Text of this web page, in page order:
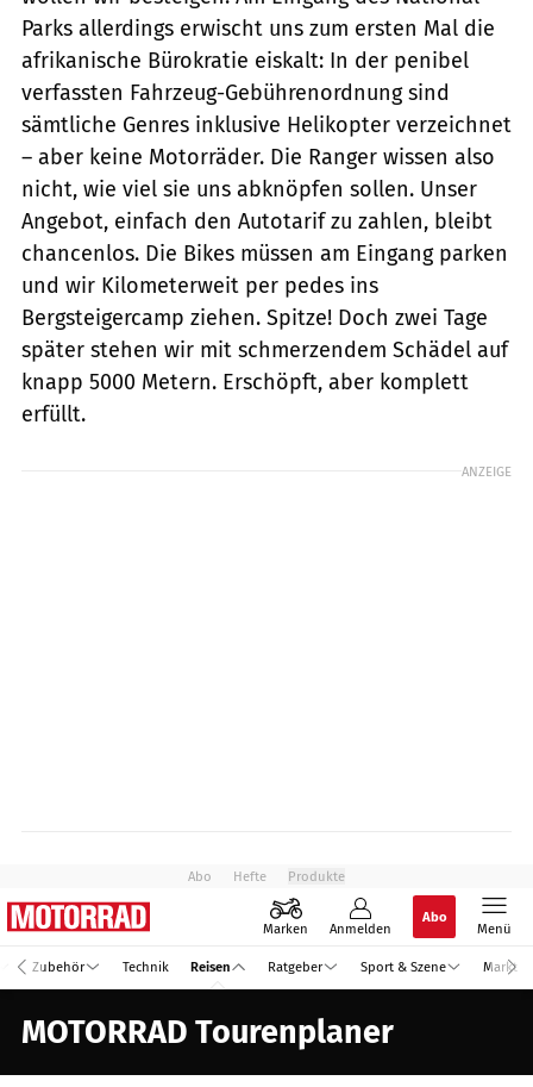
Parks allerdings erwischt uns zum ersten Mal die
afrikanische Bürokratie eiskalt: In der penibel
verfassten Fahrzeug-Gebührenordnung sind
sämtliche Genres inklusive Helikopter verzeichnet
– aber keine Motorräder. Die Ranger wissen also
nicht, wie viel sie uns abknöpfen sollen. Unser
Angebot, einfach den Autotarif zu zahlen, bleibt
chancenlos. Die Bikes müssen am Eingang parken
und wir Kilometerweit per pedes ins
Bergsteigercamp ziehen. Spitze! Doch zwei Tage
später stehen wir mit schmerzendem Schädel auf
knapp 5000 Metern. Erschöpft, aber komplett
erfüllt.
ANZEIGE